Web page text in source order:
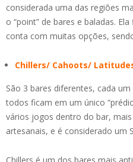
considerada uma das regiões
o “point” de bares e baladas.
conta com muitas opções,
Chillers/ Cahoots/
São 3 bares diferentes, cada
todos ficam em um único
vários jogos dentro do bar,
artesanais, e é considerado um